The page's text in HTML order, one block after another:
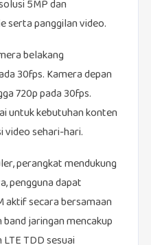
5MP dan
serta panggilan video.
belakang
30fps. Kamera depan
720p pada 30fps.
untuk kebutuhan konten
video sehari-hari.
perangkat mendukung
pengguna dapat
aktif secara bersamaan
jaringan mencakup
LTE TDD sesuai